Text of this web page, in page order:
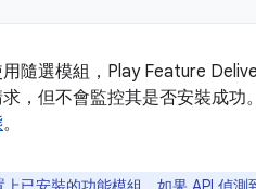
隨選模組，Play Feature
，但不會監控其是否安裝成
。